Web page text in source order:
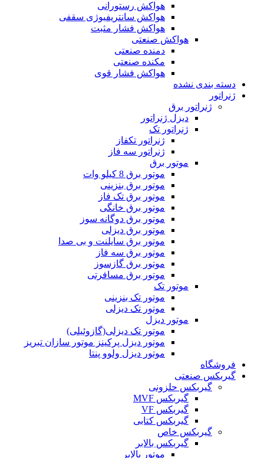
هواکش رستورانی
هواکش سانتریفیوژی سقفی
هواکش فشار مثبت
هواکش صنعتی
دمنده صنعتی
مکنده صنعتی
هواکش فشار قوی
دسته بندی نشده
ژنراتور
ژنراتور برق
دیزل ژنراتور
ژنراتور تک
ژنراتور تکفاز
ژنراتور سه فاز
موتور برق
موتور برق 8 کیلو وات
موتور برق بنزینی
موتور برق تک فاز
موتور برق خانگی
موتور برق دوگانه سوز
موتور برق دیزلی
موتور برق سایلنت و بی صدا
موتور برق سه فاز
موتور برق گازسوز
موتور برق مسافرتی
موتور تک
موتور تک بنزینی
موتور تک دیزلی
موتور دیزل
موتور تک دیزلی(گازوئیلی)
موتور دیزل پرکینز موتور سازان تبریز
موتور دیزل ولوو پنتا
فروشگاه
گیربکس صنعتی
گیربکس حلزونی
گیربکس MVF
گیربکس VF
گیربکس کتابی
گیربکس خاص
گيربکس بالابر
موتور بالابر